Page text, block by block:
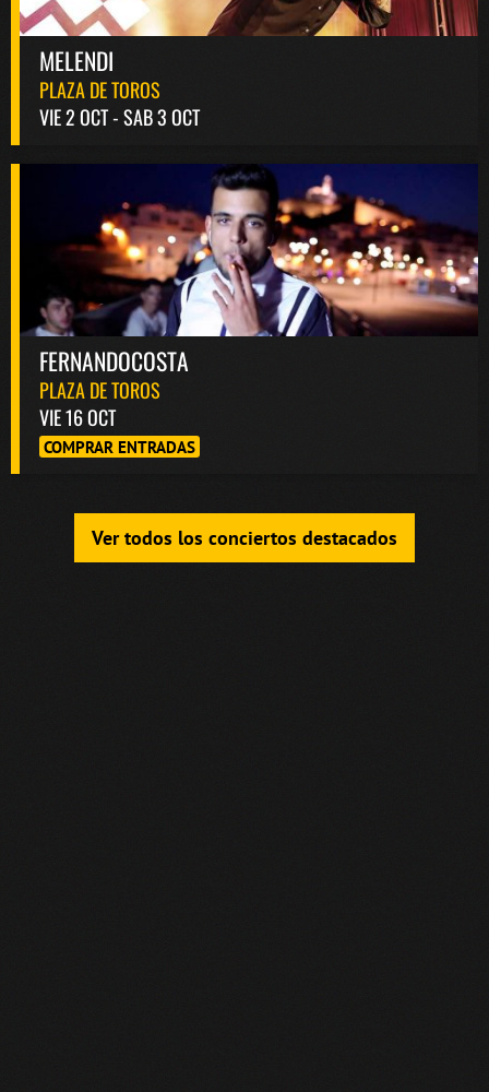
MELENDI
PLAZA DE TOROS
VIE 2 OCT - SAB 3 OCT
FERNANDOCOSTA
PLAZA DE TOROS
VIE 16 OCT
COMPRAR ENTRADAS
Ver todos los conciertos destacados